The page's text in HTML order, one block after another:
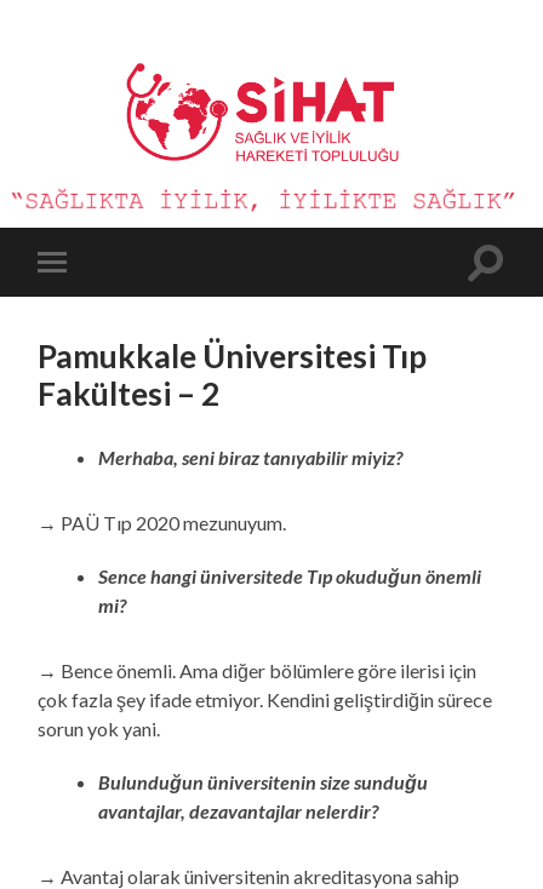
Sağlık
ve
İyilik
mobile
Toggle
Pamukkale Üniversitesi Tıp
Fakültesi – 2
Merhaba, seni biraz tanıyabilir miyiz?
→ PAÜ Tıp 2020 mezunuyum.
Sence hangi üniversitede Tıp okuduğun önemli
mi?
→ Bence önemli. Ama diğer bölümlere göre ilerisi için
çok fazla şey ifade etmiyor. Kendini geliştirdiğin sürece
sorun yok yani.
Bulunduğun üniversitenin size sunduğu
avantajlar, dezavantajlar nelerdir?
→ Avantaj olarak üniversitenin akreditasyona sahip